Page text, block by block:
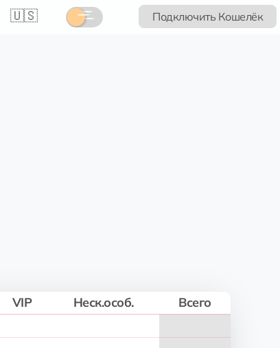
🇺🇸 Подключить Кошелёк
VIP Неск.особ.
Всего